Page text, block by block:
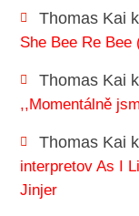
Thomas Kai
She Bee Re Bee
Thomas Kai
,,Momentálně
Thomas Kai
interpretov As I
Jinjer